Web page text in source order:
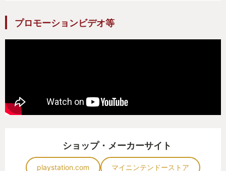
プロモーションビデオ等
ショップ・メーカーサイト
playstation.com マイニンテンドーストア